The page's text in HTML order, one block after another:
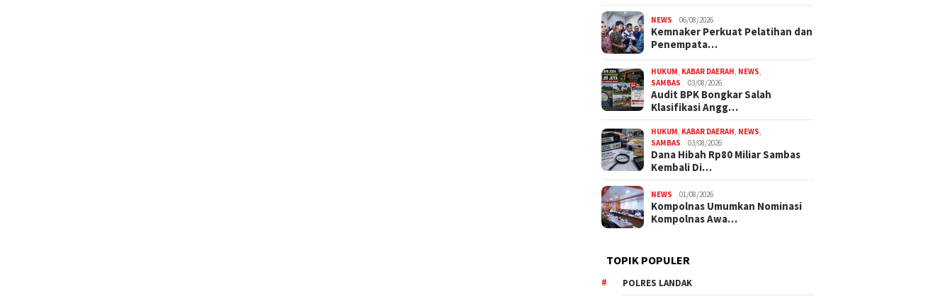
NEWS 06/08/2026
Kemnaker Perkuat Pelatihan dan
Penempata…
HUKUM KABAR DAERAH NEWS
SAMBAS
03/08/2026
Audit BPK Bongkar Salah
Klasifikasi Angg…
HUKUM KABAR DAERAH NEWS
SAMBAS
03/08/2026
Dana Hibah Rp80 Miliar Sambas
Kembali Di…
NEWS 01/08/2026
Kompolnas Umumkan Nominasi
Kompolnas Awa…
TOPIK POPULER
POLRES LANDAK